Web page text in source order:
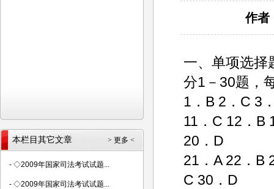
作者
一、单项选择
分1－30题，
1．B 2．C 3
11．C 12．B
20．D
21．A 22．B
C 30．D
> 更多 <
本栏目其它文章
- ◇2009年国家司法考试试题...
- ◇2009年国家司法考试试题...